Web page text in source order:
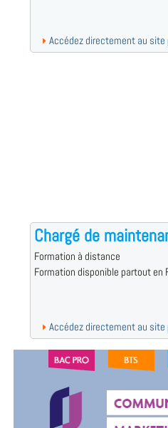
Accédez directement au
Chargé de
Formation à distance
Formation disponible partout en
Accédez directement au